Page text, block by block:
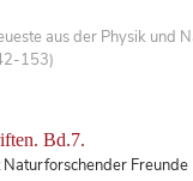
aus der Physik und
153)
Bd.7.
Naturforschender Freunde